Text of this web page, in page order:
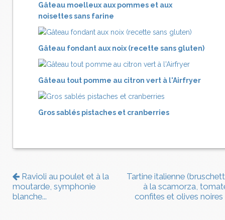
Gâteau moelleux aux pommes et aux
noisettes sans farine
Gâteau fondant aux noix (recette sans gluten)
Gâteau tout pomme au citron vert à l'Airfryer
Gros sablés pistaches et cranberries
Ravioli au poulet et à la
moutarde, symphonie
blanche...
Tartine italienne
à la scamorza,
confites et olives noires